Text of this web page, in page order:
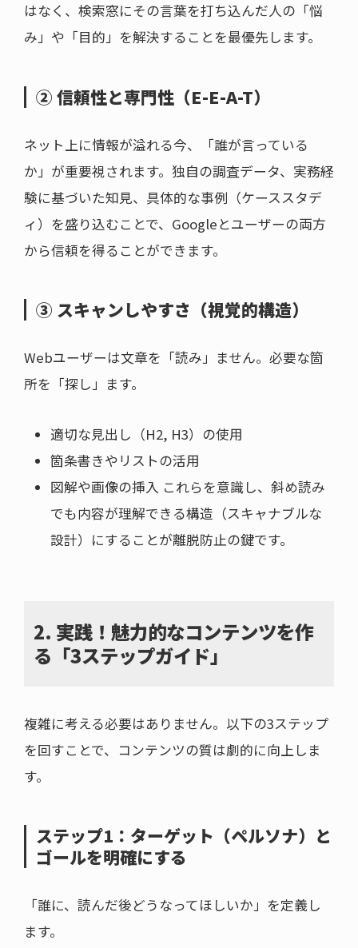
はなく、検索窓にその言葉を打ち込んだ人の「悩
み」や「目的」を解決することを最優先します。
② 信頼性と専門性（E-E-A-T）
ネット上に情報が溢れる今、「誰が言っている
か」が重要視されます。独自の調査データ、実務経
験に基づいた知見、具体的な事例（ケーススタデ
ィ）を盛り込むことで、Googleとユーザーの両方
から信頼を得ることができます。
③ スキャンしやすさ（視覚的構造）
Webユーザーは文章を「読み」ません。必要な箇
所を「探し」ます。
適切な見出し（H2, H3）の使用
箇条書きやリストの活用
図解や画像の挿入 これらを意識し、斜め読み
でも内容が理解できる構造（スキャナブルな
設計）にすることが離脱防止の鍵です。
2. 実践！魅力的なコンテンツを作
る「3ステップガイド」
複雑に考える必要はありません。以下の3ステップ
を回すことで、コンテンツの質は劇的に向上しま
す。
ステップ1：ターゲット（ペルソナ）と
ゴールを明確にする
「誰に、読んだ後どうなってほしいか」を定義し
ます。